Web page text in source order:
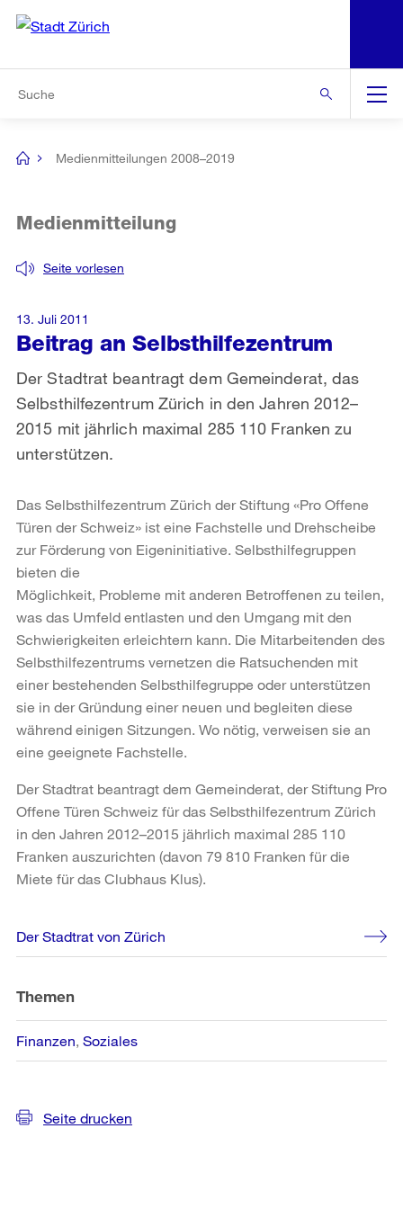
Navigation
[no
Medienmitteilungen 2008–2019
Beitrag an Selbsthilfezentrum
Seite vorlesen
Medienmitteilung
Der Stadtrat beantragt dem Gemeinderat, das
Selbsthilfezentrum Zürich in den Jahren 2012–
2015 mit jährlich maximal 285 110 Franken zu
unterstützen.
13. Juli 2011
Das Selbsthilfezentrum Zürich der Stiftung «Pro Offene
Türen der Schweiz» ist eine Fachstelle und Drehscheibe
zur Förderung von Eigeninitiative. Selbsthilfegruppen
bieten die
Möglichkeit, Probleme mit anderen Betroffenen zu teilen,
was das Umfeld entlasten und den Umgang mit den
Schwierigkeiten erleichtern kann. Die Mitarbeitenden des
Selbsthilfezentrums vernetzen die Ratsuchenden mit
einer bestehenden Selbsthilfegruppe oder unterstützen
sie in der Gründung einer neuen und begleiten diese
während einigen Sitzungen. Wo nötig, verweisen sie an
eine geeignete Fachstelle.
Der Stadtrat beantragt dem Gemeinderat, der Stiftung Pro
Offene Türen Schweiz für das Selbsthilfezentrum Zürich
in den Jahren 2012–2015 jährlich maximal 285 110
Franken auszurichten (davon 79 810 Franken für die
Miete für das Clubhaus Klus).
Weitere
Informationen
Der Stadtrat von Zürich
Themen
Finanzen Soziales
Seite drucken